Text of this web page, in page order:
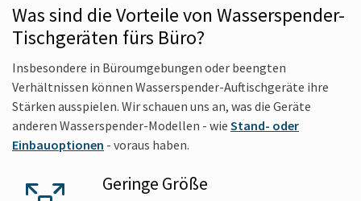
Was sind die Vorteile von Wasserspender-
Tischgeräten fürs Büro?
Insbesondere in Büroumgebungen oder beengten
Verhältnissen können Wasserspender-Auftischgeräte ihre
Stärken ausspielen. Wir schauen uns an, was die Geräte
anderen Wasserspender-Modellen - wie Stand- oder
Einbauoptionen - voraus haben.
Geringe Größe